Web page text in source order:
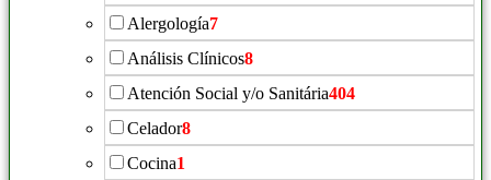
Alergología7
Análisis Clínicos8
Atención Social y/o Sanitária404
Celador8
Cocina1